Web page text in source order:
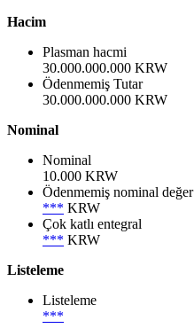
Hacim
Plasman hacmi
30.000.000.000 KRW
Ödenmemiş Tutar
30.000.000.000 KRW
Nominal
Nominal
10.000 KRW
Ödenmemiş nominal değer
*** KRW
Çok katlı entegral
*** KRW
Listeleme
Listeleme
***